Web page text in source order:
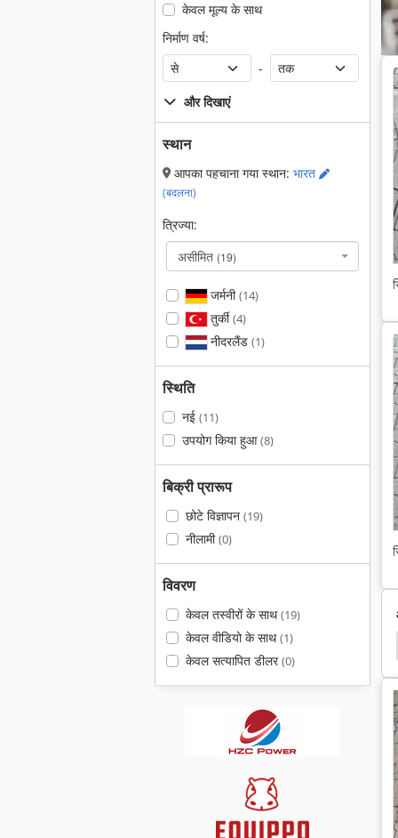
केवल मूल्य के साथ
निर्माण वर्ष:
-
और दिखाएं
स्थान
आपका पहचाना गया स्थान: भारत
(बदलना)
त्रिज्या:
असीमित (19)
जर्मनी(14)
तुर्की(4)
नीदरलैंड (1)
स्थिति
नई (11)
उपयोग किया हुआ(8)
बिक्री प्रारूप
छोटे विज्ञापन (19)
नीलामी(0)
विवरण
केवल तस्वीरों के साथ(19)
केवल वीडियो के साथ(1)
केवल सत्यापित डीलर(0)